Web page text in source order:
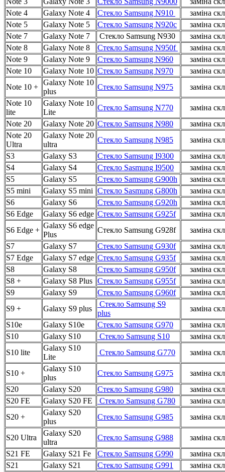
Note 4
Galaxy Note 4 Стекло Samsung N910
заміна
Note 5
Galaxy Note 5 Стекло Samsung N920c
заміна
Note 7
Galaxy Note 7 Стекло Samsung N930
заміна
Note 8
Galaxy Note 8 Стекло Samsung N950f
заміна
Note 9
Galaxy Note 9 Стекло Samsung N960
заміна
Note 10
Galaxy Note 10 Стекло Samsung N970
заміна
Note 10 +
Galaxy Note 10
plus
Стекло Samsung N975
заміна
Note 10
lite
Galaxy Note 10
Lite
Стекло Samsung N770
заміна
Note 20
Galaxy Note 20 Стекло Samsung N980
заміна
Note 20
Ultra
Galaxy Note 20
ultra
Стекло Samsung N985
заміна
S3
Galaxy S3 Стекло Samsung I9300
заміна
S4
Galaxy S4 Стекло Sasmung I9500
заміна
S5
Galaxy S5 Стекло Samsung G900h
заміна
S5 mini
Galaxy S5 mini Стекло Sasmung G800h
заміна
S6
Galaxy S6 Стекло Samsung G920h
заміна
S6 Edge
Galaxy S6 edge Стекло Samsung G925f
заміна
S6 Edge +
Galaxy S6 edge
Plus
Стекло Samsung G928f
заміна
S7
Galaxy S7 Стекло Samsung G930f
заміна
S7 Edge
Galaxy S7 edge Стекло Samsung G935f
заміна
S8
Galaxy S8 Стекло Samsung G950f
заміна
S8 +
Galaxy S8 Plus Стекло Samsung G955f
заміна
S9
Galaxy S9 Стекло Samsung G960f
заміна
S9 +
Galaxy S9 plus
Стекло Samsung S9
plus
заміна
S10e
Galaxy S10e Стекло Samsung G970
заміна
S10
Galaxy S10 Стекло Samsung S10
заміна
S10 lite
Galaxy S10
Lite
Стекло Samsung G770 заміна
S10 +
Galaxy S10
plus
Стекло Samsung G975
заміна
S20
Galaxy S20 Стекло Samsung G980
заміна
S20 FE
Galaxy S20 FE Стекло Samsung G780
заміна
S20 +
Galaxy S20
plus
Стекло Samsung G985 заміна
S20 Ultra
Galaxy S20
ultra
Стекло Samsung G988
заміна
S21 FE
Galaxy S21 Fe Стекло Samsung G990
заміна
S21
Galaxy S21 Стекло Samsung G991
заміна